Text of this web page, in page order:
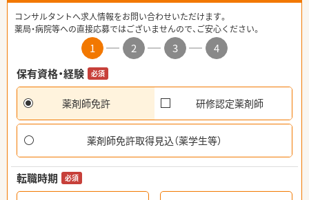
コンサルタントへ求人情報をお問い合わせいただけます。
薬局・病院等への直接応募ではございませんので、ご安心ください。
1 2 3
4
保有資格・経験
必須
薬剤師免許 研修認定薬剤師
薬剤師免許取得見込（薬学生等）
転職時期 必須